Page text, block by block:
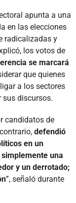
apunta a una
en las elecciones
radicalizadas y
los votos de
se marcará
que quienes
a los sectores
sus discursos.
candidatos de
defendió
en un
una
y un derrotado;
”, señaló durante